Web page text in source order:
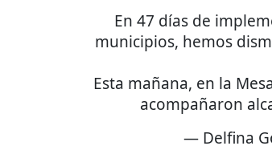
En 47 días de
municipios, hemos
Esta mañana, en la
acompañaron
— Delfina